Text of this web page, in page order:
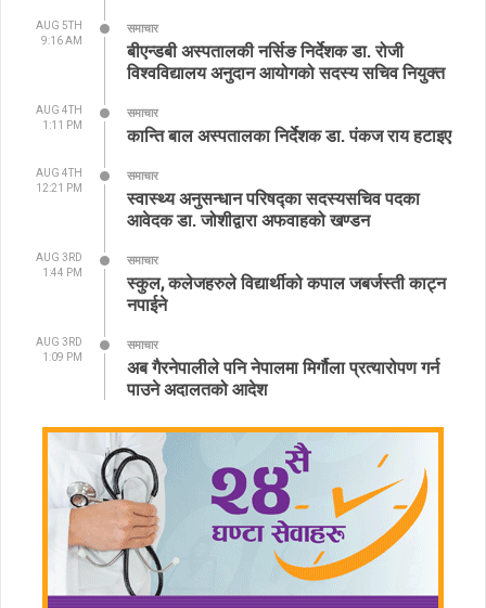
AUG 5TH
9:16 AM
समाचार
बीएन्डबी अस्पतालकी नर्सिङ निर्देशक डा. रोजी
विश्वविद्यालय अनुदान आयोगको सदस्य सचिव नियुक्त
AUG 4TH
1:11 PM
समाचार
कान्ति बाल अस्पतालका निर्देशक डा. पंकज राय हटाइए
AUG 4TH
12:21 PM
समाचार
स्वास्थ्य अनुसन्धान परिषद्का सदस्यसचिव पदका
आवेदक डा. जोशीद्वारा अफवाहको खण्डन
AUG 3RD
1:44 PM
समाचार
स्कुल, कलेजहरुले विद्यार्थीको कपाल जबर्जस्ती काट्न
नपाईने
AUG 3RD
1:09 PM
समाचार
अब गैरनेपालीले पनि नेपालमा मिर्गौला प्रत्यारोपण गर्न
पाउने अदालतको आदेश